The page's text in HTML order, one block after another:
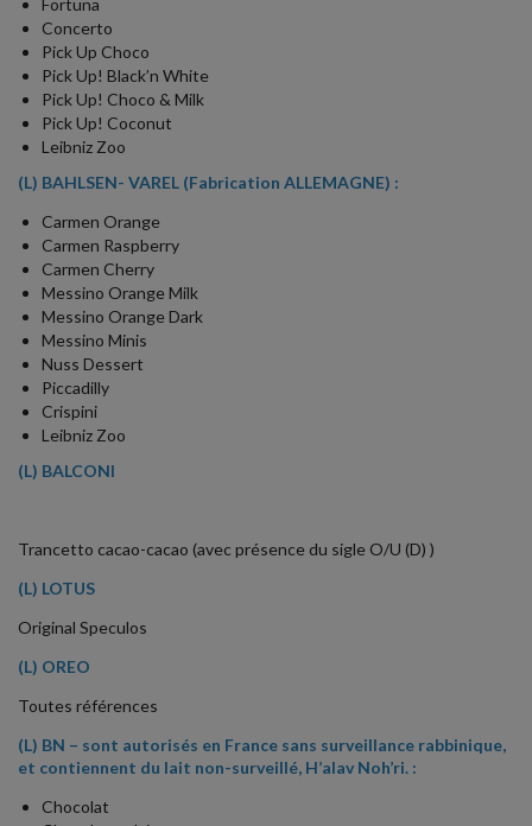
Concerto
Pick Up Choco
Pick Up! Black’n White
Pick Up! Choco & Milk
Pick Up! Coconut
Leibniz Zoo
(L) BAHLSEN- VAREL (Fabrication ALLEMAGNE) :
Carmen Orange
Carmen Raspberry
Carmen Cherry
Messino Orange Milk
Messino Orange Dark
Messino Minis
Nuss Dessert
Piccadilly
Crispini
Leibniz Zoo
(L) BALCONI
Trancetto cacao-cacao (avec présence du sigle O/U (D) )
(L) LOTUS
Original Speculos
(L) OREO
Toutes références
(L) BN – sont autorisés en France sans surveillance rabbinique,
et contiennent du lait non-surveillé, H’alav Noh’ri. :
Chocolat